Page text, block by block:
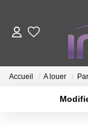
Accueil A louer